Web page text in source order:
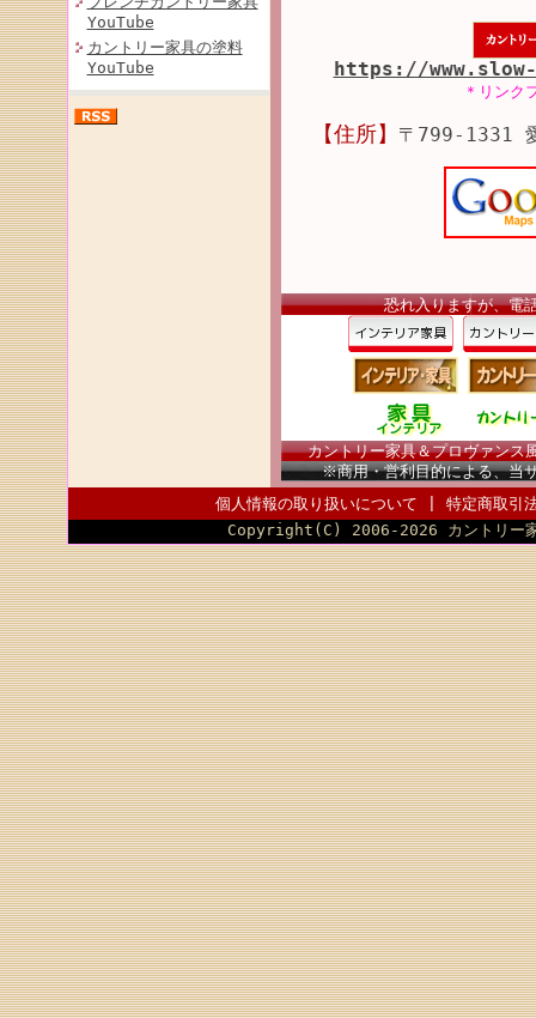
YouTube
カントリー家具の塗料
YouTube
https://
＊リンク
【住所】 〒799-1331
恐れ入りますが、電
カントリー家具＆プロヴァン
※商用・営利目的による、当
個人情報の取り扱いについて
特定商取引
Copyright(C) 2006-2026 カント